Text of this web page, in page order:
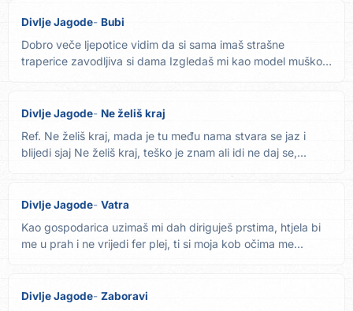
Divlje Jagode Bubi
Dobro veče ljepotice vidim da si sama imaš strašne
traperice zavodljiva si dama Izgledaš mi kao model muškog
Divlje Jagode Ne želiš kraj
Ref. Ne želiš kraj, mada je tu među nama stvara se jaz i
blijedi sjaj Ne želiš kraj, teško je znam ali idi ne daj se,...
Divlje Jagode Vatra
Kao gospodarica uzimaš mi dah diriguješ prstima, htjela bi
me u prah i ne vrijedi fer plej, ti si moja kob očima me...
Divlje Jagode Zaboravi